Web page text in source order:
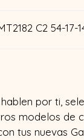
C2 54-17-
por ti,
modelos de
tus nuevas